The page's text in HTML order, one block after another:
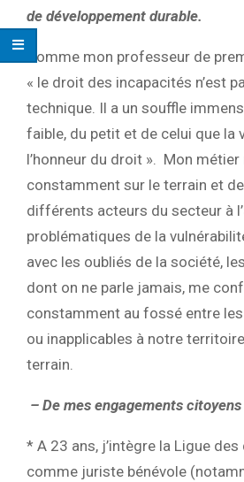
de développement durable.
Comme mon professeur de
« le droit des incapacités n’est
technique. Il a un souffle
faible, du petit et de celui que la
l’honneur du droit ». Mon métier
constamment sur le terrain et
différents acteurs du secteur à
problématiques de la
avec les oubliés de la société,
dont on ne parle jamais, me
constamment au fossé entre
ou inapplicables à notre
terrain.
– De mes engagements citoyens
* A 23 ans, j’intègre la Ligue
comme juriste bénévole